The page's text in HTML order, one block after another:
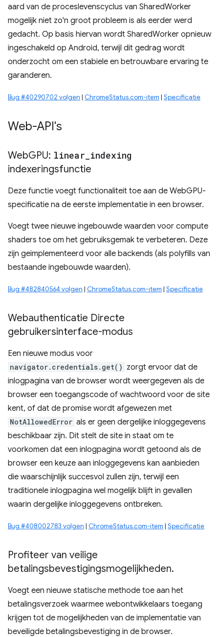
aard van de proceslevenscyclus van SharedWorker
mogelijk niet zo'n groot probleem is als eerder werd
gedacht. Op basis hiervan wordt SharedWorker opnieuw
ingeschakeld op Android, terwijl dit gedrag wordt
onderzocht om een ​​stabiele en betrouwbare ervaring te
garanderen.
Bug #40290702 volgen | ChromeStatus.com-item | Specificatie
Web-API's
WebGPU: linear indexing
indexeringsfunctie
Deze functie voegt functionaliteit toe aan de WebGPU-
specificatie na de eerste implementatie in een browser.
Voegt twee nieuwe ingebouwde waarden voor compute
shaders toe om het gebruiksgemak te verbeteren. Deze
zijn geïmplementeerd voor alle backends (als polyfills van
bestaande ingebouwde waarden).
Bug #482840564 volgen | ChromeStatus.com-item | Specificatie
Webauthenticatie Directe
gebruikersinterface-modus
Een nieuwe modus voor
navigator.credentials.get() zorgt ervoor dat de
inlogpagina van de browser wordt weergegeven als de
browser een toegangscode of wachtwoord voor de site
kent, of dat de promise wordt afgewezen met
NotAllowedError als er geen dergelijke inloggegevens
beschikbaar zijn. Dit stelt de site in staat om te
voorkomen dat een inlogpagina wordt getoond als de
browser een keuze aan inloggegevens kan aanbieden
die waarschijnlijk succesvol zullen zijn, terwijl een
traditionele inlogpagina wel mogelijk blijft in gevallen
waarin dergelijke inloggegevens ontbreken.
Bug #408002783 volgen | ChromeStatus.com-item | Specificatie
Profiteer van veilige
betalingsbevestigingsmogelijkheden.
Voegt een nieuwe statische methode toe aan het
betalingsverzoek waarmee webontwikkelaars toegang
krijgen tot de mogelijkheden van de implementatie van
beveiligde betalingsbevestiging in de browser.